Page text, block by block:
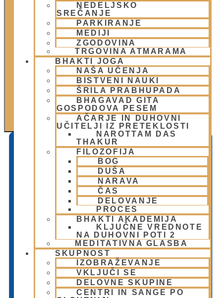
NEDELJSKO
SREČANJE
PARKIRANJE
MEDIJI
ZGODOVINA
TRGOVINA ATMARAMA
BHAKTI JOGA
NAŠA UČENJA
BISTVENI NAUKI
ŠRILA PRABHUPADA
BHAGAVAD GITA
GOSPODOVA PESEM
AČARJE IN DUHOVNI
UČITELJI IZ PRETEKLOSTI
NAROTTAM DAS
THAKUR
FILOZOFIJA
BOG
DUŠA
NARAVA
ČAS
DELOVANJE
PROCES
BHAKTI AKADEMIJA
KLJUČNE VREDNOTE
NA DUHOVNI POTI 2
MEDITATIVNA GLASBA
SKUPNOST
IZOBRAŽEVANJE
VKLJUČI SE
DELOVNE SKUPINE
CENTRI IN SANGE PO
MESEC